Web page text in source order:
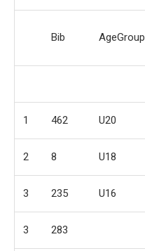
Bib AgeGroup
1 462 U20
2 8 U18
3 235 U16
3 283